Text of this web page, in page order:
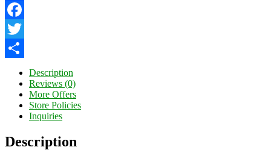
Facebook
Twitter
Description
Reviews (0)
More Offers
Store Policies
Inquiries
Description